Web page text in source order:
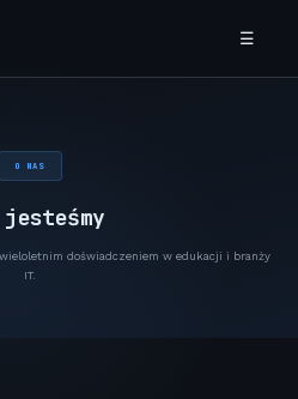
☰
O NAS
jesteśmy
doświadczeniem w edukacji i branży
IT.